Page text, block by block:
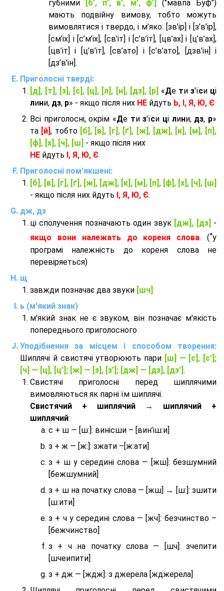
губними
[б’, п’, в’, м’, ф’]
("мавпа Буф")
мають подвійну вимову, тобто можуть
вимовлятися і твердо, і м’яко: [зв’ір] і [з’в’ір],
[см’іх] і [с’м’іх], [св’іт] і [с’в’іт], [цв’ах] і [ц’в’ах],
[цв’іт] і [ц’в’іт], [св’ато] і [с’в’ато], [дзв’iн] і
[дз’в’iн].
Приголосні тверді:
[д], [т], [з], [с], [ц], [л], [н], [дз], [р] «Де ти з'їси ці
лини, дз, р» - якщо після них НЕ йдуть Ь, І, Я, Ю, Є
Всі приголосні, окрім «Де тиз'їси ці лини, дз, р»
та [й], тобто [б], [в], [г], [ґ], [ж], [дж], [к], [м], [п],
[ф], [х], [ч], [ш] - якщо після них
НЕ йдуть І, Я, Ю, Є
Приголосні пом'якшені:
[б], [в], [г], [ґ], [ж], [дж], [к], [м], [п], [ф], [х], [ч], [ш]
- якщо після них йдуть І, Я, Ю, Є.
дж, дз
ці сполучення позначають один звук [дж], [дз] -
якщо вони належать до кореня слова. (*у
програмі належність до кореня слова не
перевіряеться)
щ
завжди позначає два звуки [шч]
ь (м'який знак)
м'який знак не є звуком, він позначає м'якість
попереднього приголосного
Уподібнення за місцем і способом творення:
Шиплячі й свистячі утворюють пари [ш] — [c], [с’];
[ч] — [ц], [ц’]; [ж] — [з], [з’]; [дж] — [дз], [дз’] .
Свистячі приголосні перед шиплячими
вимовляються як парні їм шиплячі.
Cвистячий + шиплячий → шиплячий +
шиплячий:
с + ш — [ш:]: винісши – [вин’іш:и]
з + ж — [ж:]: зжати –[ж:ати]
з + ш у середині слова — [жш]: безшумний
[бежшумний]
з + ш на початку слова — [жш] → [ш:]: зшити
[ш:ити]
з + ч у середині слова — [жч]: безчинство –
[бежчинство]
з + ч на початку слова — [шч]: зчепити
[шчеипити]
з + дж — [ждж]: з джерела [жджерела]